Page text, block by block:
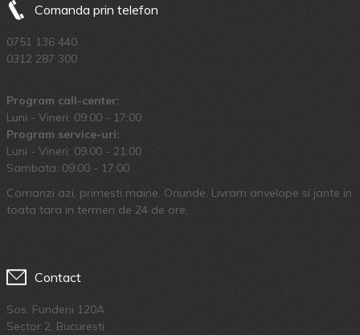
Comanda prin telefon
0751 136 440
0312 287 300
Program call-center:
Luni - Vineri: 09:00 - 17:00
Program service-uri:
Luni - Vineri: 09.00 - 21:00
Sambata: 09:00 - 17:00
Comanzi azi, primesti maine. Oriunde. Livram anvelope si jante in
toata tara in termen de 24 de ore.
Contact
Sos. Fundeni 120A
Sector 2, Bucuresti